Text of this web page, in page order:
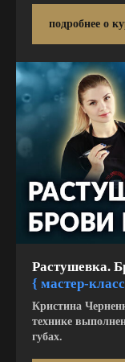
подробнее о
Растушевка.
{ мастер-
Кристина
технике
губах.